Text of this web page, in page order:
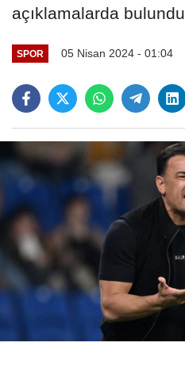
açıklamalarda bulundu.
SPOR 05 Nisan 2024 - 01:04